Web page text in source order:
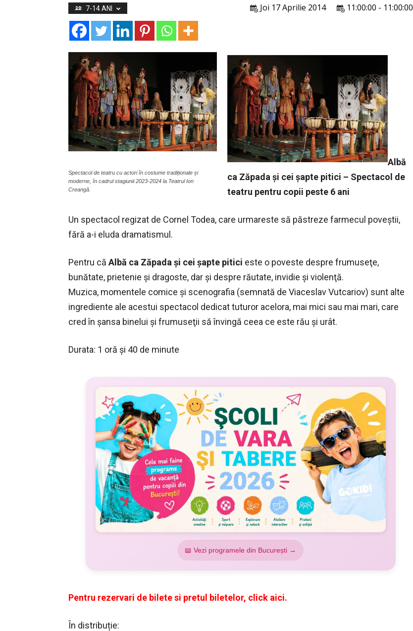
7-14 ANI 11:00:00 - 11:00:00
Joi 17 Aprilie 2014
Spectacol de teatru cu actori în costume tradiționale și
moderne, în cadrul stagiunii 2023-2024 la Teatrul Ion
Creangă.
Albă
ca Zăpada şi cei şapte pitici – Spectacol de
teatru pentru copii peste 6 ani
Un spectacol regizat de Cornel Todea, care urmareste să păstreze farmecul poveştii,
fără a-i eluda dramatismul.
Pentru că Albă ca Zăpada şi cei şapte pitici este o poveste despre frumuseţe,
bunătate, prietenie şi dragoste, dar şi despre răutate, invidie şi violenţă.
Muzica, momentele comice şi scenografia (semnată de Viaceslav Vutcariov) sunt alte
ingrediente ale acestui spectacol dedicat tuturor acelora, mai mici sau mai mari, care
cred în şansa binelui şi frumuseţii să învingă ceea ce este rău şi urât.
Durata: 1 oră şi 40 de minute
📖 Vezi programele din București →
Pentru rezervari de bilete si pretul biletelor, click aici.
În distribuție: